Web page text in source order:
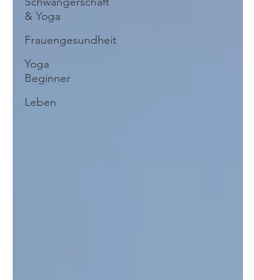
& Yoga
Frauengesundheit
Yoga
Beginner
Leben